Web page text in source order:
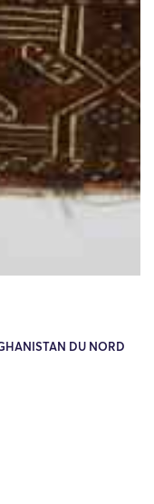
DU NORD